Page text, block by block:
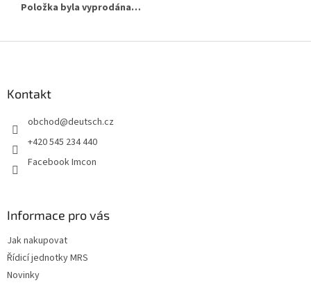
Položka byla vyprodána…
Kontakt
obchod@deutsch.cz
+420 545 234 440
Facebook Imcon
Informace pro vás
Jak nakupovat
Řídicí jednotky MRS
Novinky